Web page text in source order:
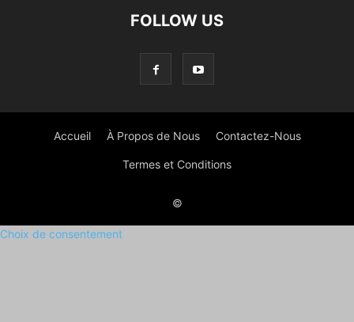
FOLLOW US
Accueil À Propos de Nous Contactez-Nous
Termes et Conditions
©
Choix de consentement